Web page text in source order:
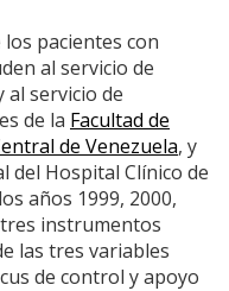
pacientes con
al servicio de
al servicio de
de la Facultad de
de Venezuela, y
del Hospital Clínico de
años 1999, 2000,
instrumentos
las tres variables
de control y apoyo